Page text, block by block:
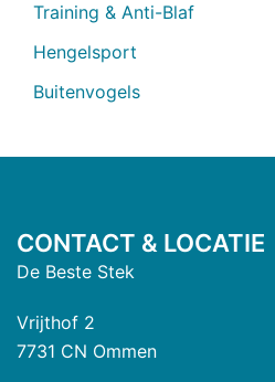
Training & Anti-Blaf
Hengelsport
Buitenvogels
CONTACT & LOCATIE
De Beste Stek
Vrijthof 2
7731 CN Ommen